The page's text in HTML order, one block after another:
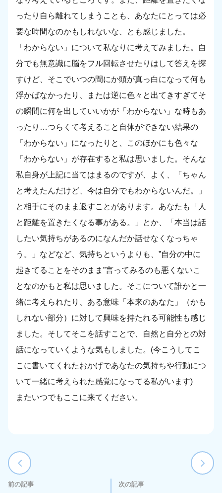
ったり自ら離れてしまうことも、あなたにとっては必
要な時間なのかもしれないな、とも感じました。
「わからない」について私なりに考えてみました。自
分でも無意識に脳をフル回転させたりはして答えを探
すけど、そこでいつの間にか頭が真っ白になって何も
浮かばなかったり、または逆に色々と出てきすぎてそ
の瞬間に何を出していいかが「わからない」な時もあ
ったり…つらくて考えること自体ができない結果の
「わからない」になったりと、このほかにも色々な
「わからない」が存在すると私は思いました。そんな
私自身が上記に当てはまるのですが、よく、「ちゃん
と考えたんだけど、今は自分でもわからないんだ。」
と相手にそのまま返すことがあります。あなたも「人
と距離を置きたくなる事がある。」とか、「本当は話
したい気持ちがあるのになんだか話せなくなっちゃ
う。」などなど、気持ちというよりも、”自分の中に
起きてることをそのまま”言ってみるのも悪くないこ
となのかもと私は思いました。そこについて誰かと一
緒に考えられたり、ある意味「本来のあなた」（かも
しれない部分）に対して興味を持たれる可能性も感じ
ました。そしてそこを話すことで、自然と自分との対
話になっていくような気もしました。(今こうしてこ
こに書いてくれたおかげであなたの気持ちや行動につ
いて一緒に考えられた感覚になってる私がいます)
またいつでもここに来てください。
前の記事 次の記事